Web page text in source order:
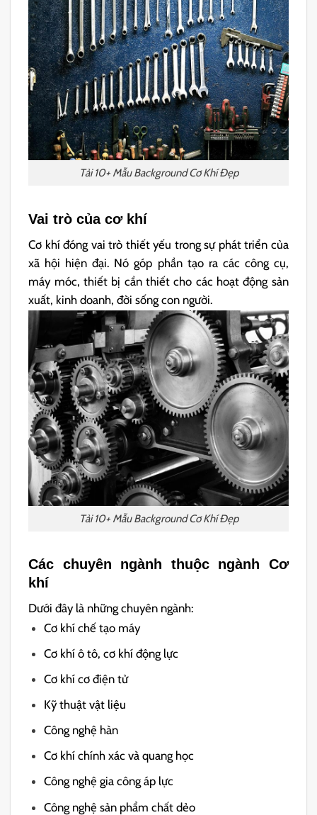
Tải 10+ Mẫu Background Cơ Khí Đẹp
Vai trò của cơ khí
Cơ khí đóng vai trò thiết yếu trong sự phát triển của
xã hội hiện đại. Nó góp phần tạo ra các công cụ,
máy móc, thiết bị cần thiết cho các hoạt động sản
xuất, kinh doanh, đời sống con người.
Tải 10+ Mẫu Background Cơ Khí Đẹp
Các chuyên ngành thuộc ngành Cơ
khí
Dưới đây là những chuyên ngành:
Cơ khí chế tạo máy
Cơ khí ô tô, cơ khí động lực
Cơ khí cơ điện tử
Kỹ thuật vật liệu
Công nghệ hàn
Cơ khí chính xác và quang học
Công nghệ gia công áp lực
Công nghệ sản phẩm chất dẻo